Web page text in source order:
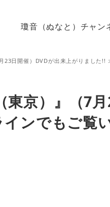
瓊音（ぬなと）チャン
23日開催）DVDが出来上がりました!!
東京）』（7
ンでもご覧